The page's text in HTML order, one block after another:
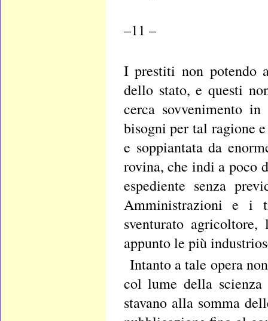
–11 –
I prestiti non potendo
dello stato, e questi
cerca sovvenimento
bisogni per tal ragione
e soppiantata da
rovina, che indi a poco
espediente senza
Amministrazioni e i
sventurato
appunto le più
Intanto a tale opera
col lume della
stavano alla somma